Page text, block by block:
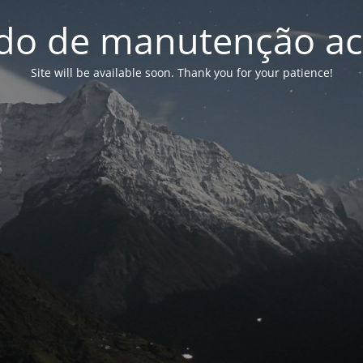
de manutenção
Site will be available soon. Thank you for your patience!